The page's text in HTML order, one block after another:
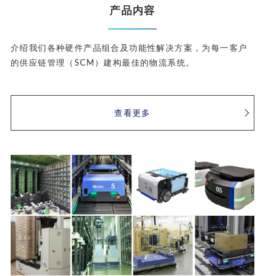
产品内容
介绍我们各种硬件产品组合及功能性解决方案，为每一客户
的供应链管理（SCM）建构最佳的物流系统。
查看更多